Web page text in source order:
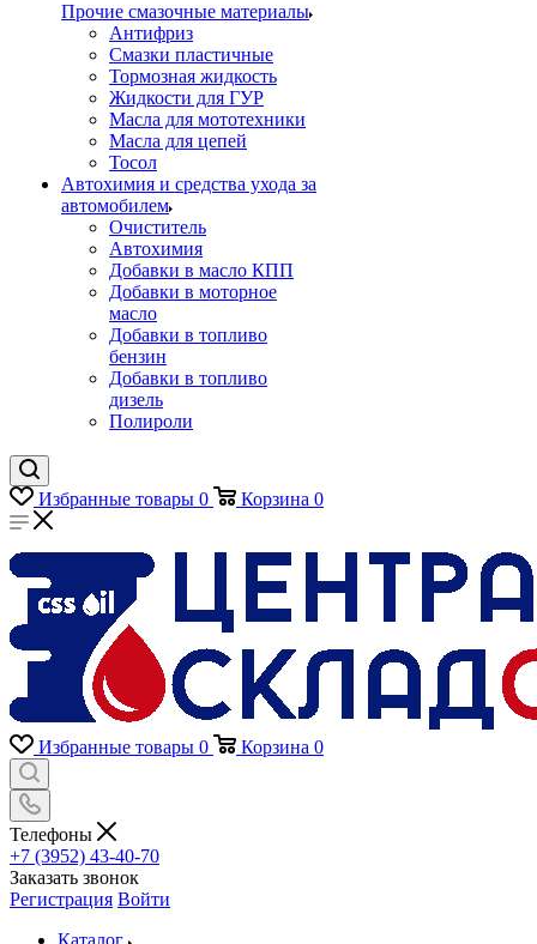
Прочие смазочные материалы
Антифриз
Смазки пластичные
Тормозная жидкость
Жидкости для ГУР
Масла для мототехники
Масла для цепей
Тосол
Автохимия и средства ухода за
автомобилем
Очиститель
Автохимия
Добавки в масло КПП
Добавки в моторное
масло
Добавки в топливо
бензин
Добавки в топливо
дизель
Полироли
Избранные товары 0 Корзина 0
Избранные товары 0 Корзина 0
Телефоны
+7 (3952) 43-40-70
Заказать звонок
Регистрация Войти
Каталог